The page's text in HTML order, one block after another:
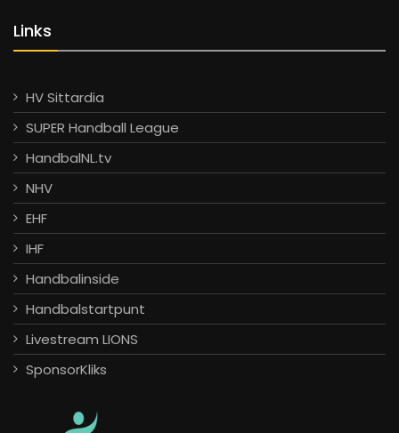
Links
HV Sittardia
SUPER Handball League
HandbalNL.tv
NHV
EHF
IHF
Handbalinside
Handbalstartpunt
Livestream LIONS
SponsorKliks